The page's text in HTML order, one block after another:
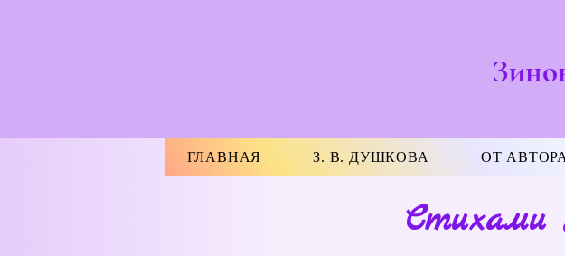
ГЛАВНАЯ З. В. ДУШКОВА ОТ АВТОРА
Стихами